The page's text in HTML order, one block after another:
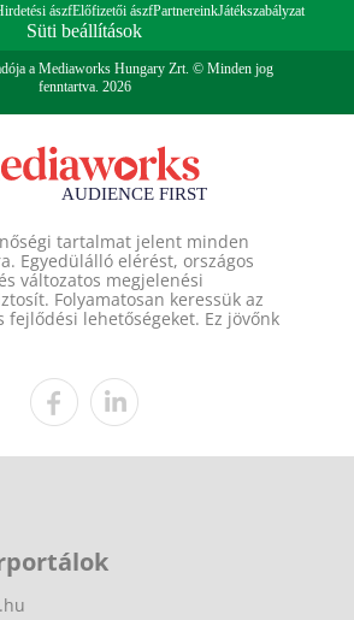
ászfElőfizetői ászfPartnereinkJátékszabályzat
Süti beállítások
a Mediaworks Hungary Zrt. © Minden jog
fenntartva. 2026
tartalmat jelent minden
Egyedülálló elérést, országos
változatos megjelenési
Folyamatosan keressük az
fejlődési lehetőségeket. Ez jövőnk